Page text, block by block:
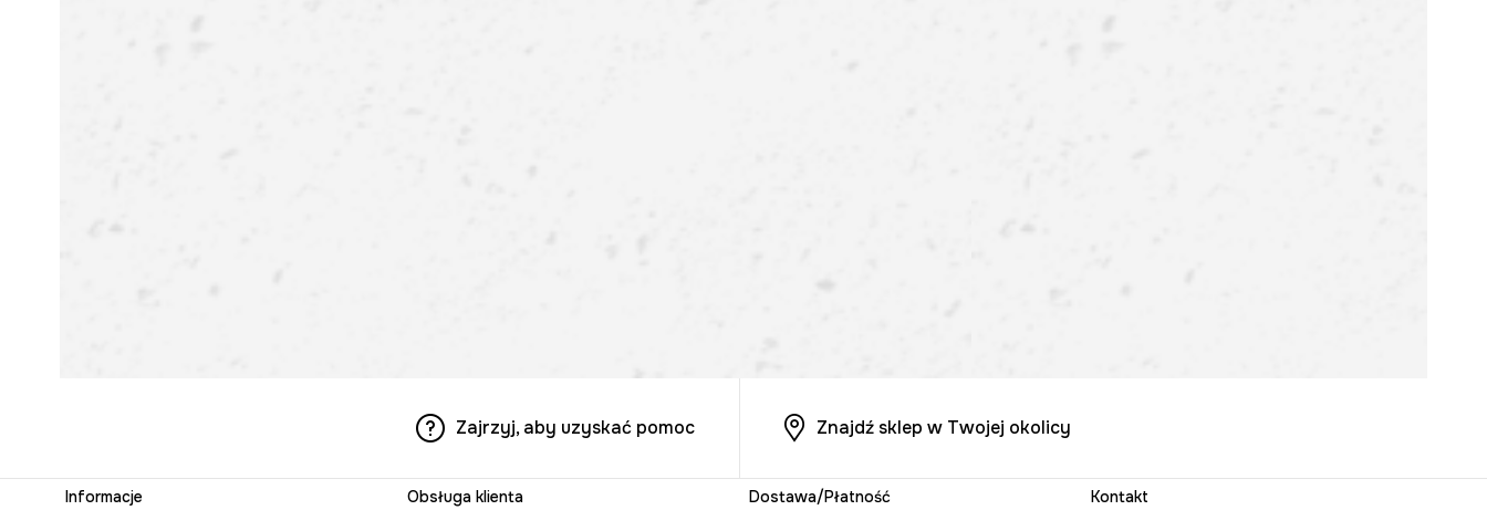
Zajrzyj, aby uzyskać pomoc Znajdź sklep w Twojej okolicy
Informacje Obsługa klienta Dostawa/Płatność Kontakt